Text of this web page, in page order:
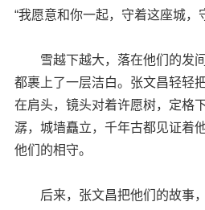
“我愿意和你一起，守着这座城，
雪越下越大，落在他们的发间
都裹上了一层洁白。张文昌轻轻
在肩头，镜头对着许愿树，定格
潺，城墙矗立，千年古都见证着
他们的相守。
后来，张文昌把他们的故事，